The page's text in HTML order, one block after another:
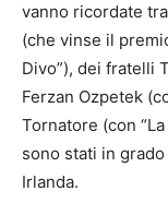
vanno ricordate
(che vinse il
Divo”), dei fratelli
Ferzan Ozpetek
Tornatore (con
sono stati in
Irlanda.